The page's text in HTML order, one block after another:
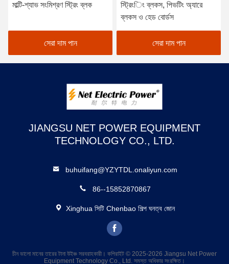
মাল্টি-শ্যাভ সংমিশ্রণ স্ট্রিং ব্লক
সেরা দাম পান
স্ট্রিংিং ব্লকস, পিভটিং অ্যারে
ব্লকস ও হেড বোর্ডস
সেরা দাম পান
JIANGSU NET POWER EQUIPMENT
TECHNOLOGY CO., LTD.
buhuifang@YZYTDL.onaliyun.com
86--15852870867
Xinghua সিটি Chenbao শিল্প ঘনত্ব জোন
চীন ভালো মানের তারের টানা উইঞ্চ সরবরাহকারী। কপিরাইট © 2025-2026 Jiangsu Net Power
Equipment Technology Co., Ltd. সমস্ত অধিকার সংরক্ষিত।